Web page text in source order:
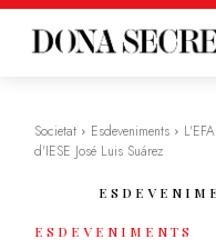
Societat Esdeveniments
d'IESE José Luis Suárez
ESDEVENIMENTS